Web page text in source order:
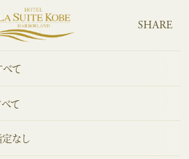
SHARE
べて
て
なし